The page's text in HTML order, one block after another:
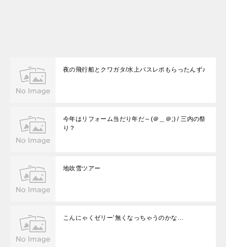
夜の飛行船とクワガタ/水上バスレポもらったんず♪
今年はリフォーム当だり年だ～(＠＿＠;) / 三内の祭
り？
地吹雪ツアー
こんにゃくゼリー’無くなっちゃうのかな…